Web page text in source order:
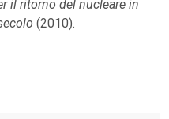
il ritorno del nucleare in
(2010).